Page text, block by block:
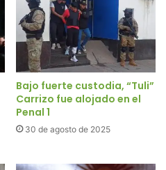
Bajo fuerte custodia, “Tuli”
Carrizo fue alojado en el
Penal 1
30 de agosto de 2025